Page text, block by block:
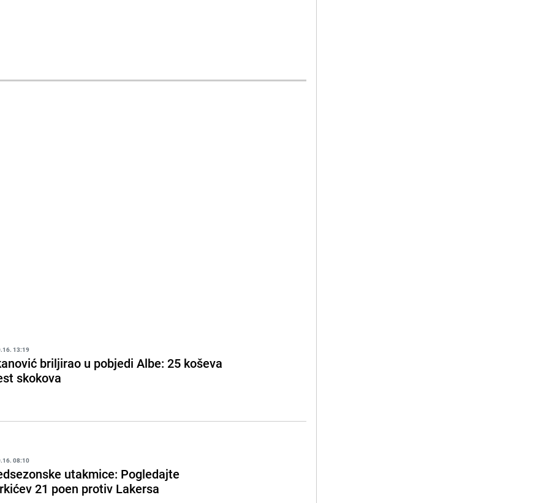
13:19
briljirao u pobjedi Albe: 25 koševa
skokova
08:10
utakmice: Pogledajte
21 poen protiv Lakersa